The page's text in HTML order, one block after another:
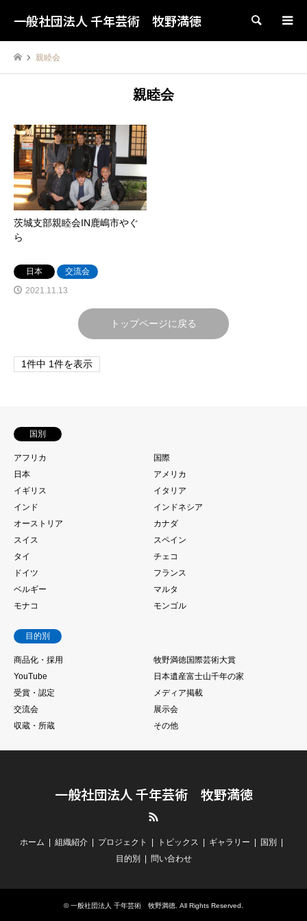
一般社団法人 千年芸術 牧野満徳 検索
親睦会
親睦会
茨城支部親睦会IN鹿嶋市やぐ
ら
日本
交流会
2021.11.13
トップページに戻る
1件中 1件を表示
国別
アフリカ
国際
日本
アメリカ
イギリス
イタリア
インド
インドネシア
オーストリア
カナダ
スイス
スペイン
タイ
チェコ
ドイツ
フランス
ベルギー
マルタ
モナコ
モンゴル
目的別
商品化・採用
牧野満徳国際芸術大賞
YouTube
日本遺産富士山千年の家
受賞・認定
メディア掲載
交流会
展示会
収蔵・所蔵
その他
一般社団法人 千年芸術 牧野満徳
ホーム 組織紹介 プロジェクト トピックス ギャラリー
国別
目的別
問い合わせ
©一般社団法人 千年芸術 牧野満徳 . All Rights Reserved.